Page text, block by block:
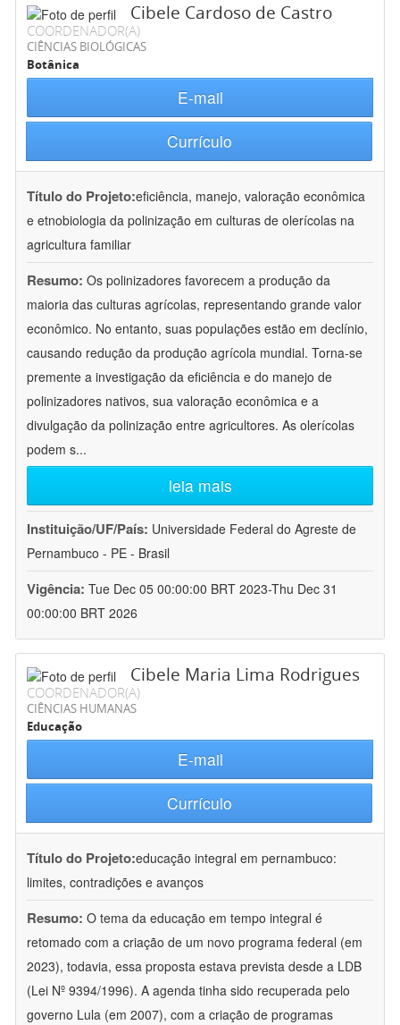
Cibele Cardoso de Castro
COORDENADOR(A)
CIÊNCIAS BIOLÓGICAS
Botânica
E-mail
Currículo
Título do Projeto:eficiência, manejo, valoração econômica
e etnobiologia da polinização em culturas de olerícolas na
agricultura familiar
Resumo: Os polinizadores favorecem a produção da
maioria das culturas agrícolas, representando grande valor
econômico. No entanto, suas populações estão em declínio,
causando redução da produção agrícola mundial. Torna-se
premente a investigação da eficiência e do manejo de
polinizadores nativos, sua valoração econômica e a
divulgação da polinização entre agricultores. As olerícolas
podem s...
leia mais
Instituição/UF/País: Universidade Federal do Agreste de
Pernambuco - PE - Brasil
Vigência: Tue Dec 05 00:00:00 BRT 2023-Thu Dec 31
00:00:00 BRT 2026
Cibele Maria Lima Rodrigues
COORDENADOR(A)
CIÊNCIAS HUMANAS
Educação
E-mail
Currículo
Título do Projeto:educação integral em pernambuco:
limites, contradições e avanços
Resumo: O tema da educação em tempo integral é
retomado com a criação de um novo programa federal (em
2023), todavia, essa proposta estava prevista desde a LDB
(Lei Nº 9394/1996). A agenda tinha sido recuperada pelo
governo Lula (em 2007), com a criação de programas